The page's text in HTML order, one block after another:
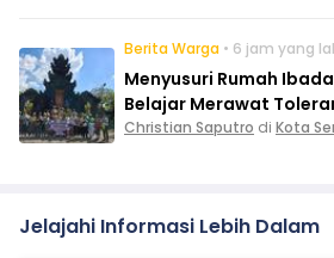
Berita Warga • 6 jam yang
Menyusuri Rumah
Belajar Merawat
Christian Saputro di Kota
Jelajahi Informasi Lebih Dalam